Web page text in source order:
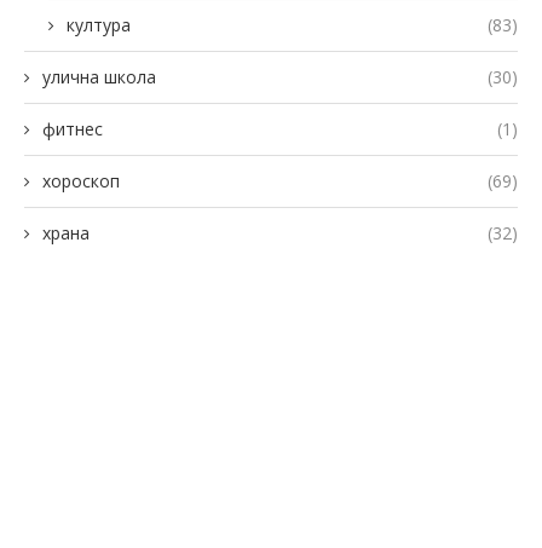
култура (83)
улична школа (30)
фитнес (1)
хороскоп (69)
храна (32)